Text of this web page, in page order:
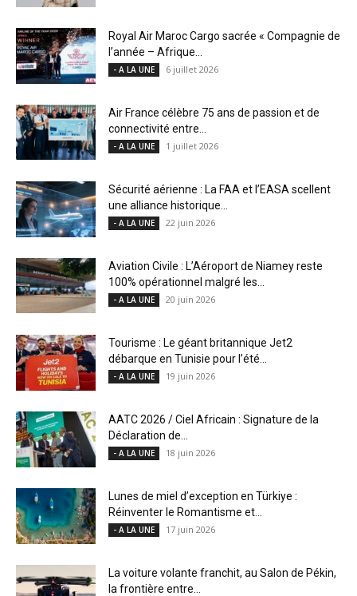
Royal Air Maroc Cargo sacrée « Compagnie de
l’année – Afrique...
- A LA UNE 6 juillet 2026
Air France célèbre 75 ans de passion et de
connectivité entre...
- A LA UNE 1 juillet 2026
Sécurité aérienne : La FAA et l’EASA scellent
une alliance historique...
- A LA UNE 22 juin 2026
Aviation Civile : L’Aéroport de Niamey reste
100% opérationnel malgré les...
- A LA UNE 20 juin 2026
Tourisme : Le géant britannique Jet2
débarque en Tunisie pour l’été...
- A LA UNE 19 juin 2026
AATC 2026 / Ciel Africain : Signature de la
Déclaration de...
- A LA UNE 18 juin 2026
Lunes de miel d’exception en Türkiye :
Réinventer le Romantisme et...
- A LA UNE 17 juin 2026
La voiture volante franchit, au Salon de Pékin,
la frontière entre...